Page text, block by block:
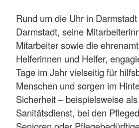
Rund um die Uhr in
Darmstadt, seine
Mitarbeiter sowie die
Helferinnen und Helfer,
Tage im Jahr vielseitig für
Menschen und sorgen im
Sicherheit – beispielsweise
Sanitätsdienst, bei den